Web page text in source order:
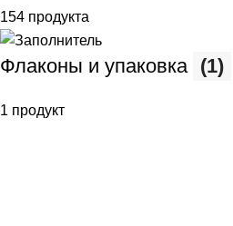
154 продукта
Флаконы и упаковка (1)
1 продукт